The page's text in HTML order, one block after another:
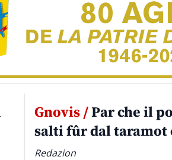
Gnovis /Par che il
salti fûr dal taramot
Redazion